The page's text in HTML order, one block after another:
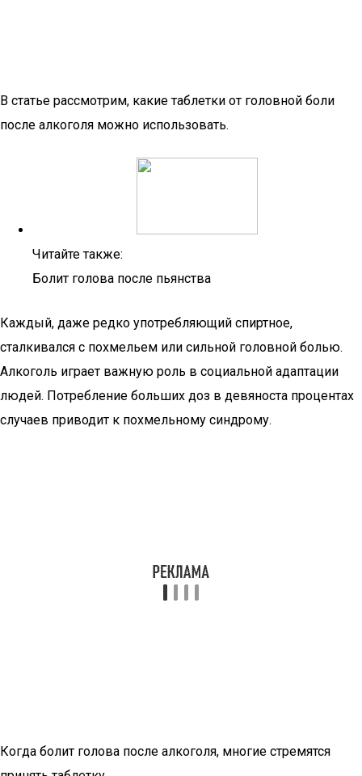
В статье рассмотрим, какие таблетки от головной боли
после алкоголя можно использовать.
Читайте также:
Болит голова после пьянства
Каждый, даже редко употребляющий спиртное,
сталкивался с похмельем или сильной головной болью.
Алкоголь играет важную роль в социальной адаптации
людей. Потребление больших доз в девяноста процентах
случаев приводит к похмельному синдрому.
Когда болит голова после алкоголя, многие стремятся